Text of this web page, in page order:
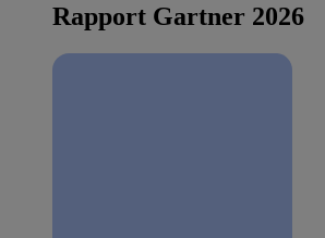
Rapport Gartner 2026